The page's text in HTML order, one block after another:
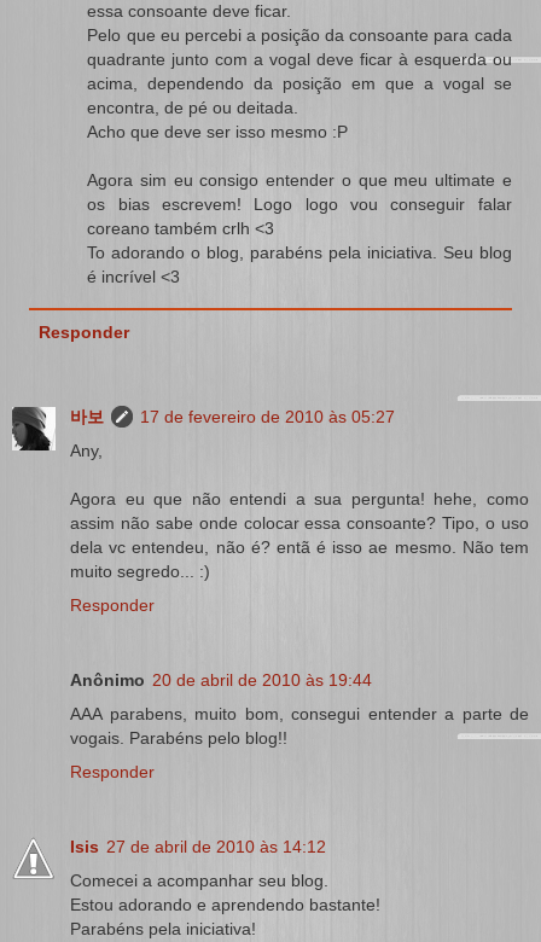
essa consoante deve ficar.
Pelo que eu percebi a posição da consoante para cada
quadrante junto com a vogal deve ficar à esquerda ou
acima, dependendo da posição em que a vogal se
encontra, de pé ou deitada.
Acho que deve ser isso mesmo :P
Agora sim eu consigo entender o que meu ultimate e
os bias escrevem! Logo logo vou conseguir falar
coreano também crlh <3
To adorando o blog, parabéns pela iniciativa. Seu blog
é incrível <3
Responder
바보
17 de fevereiro de 2010 às 05:27
Any,
Agora eu que não entendi a sua pergunta! hehe, como
assim não sabe onde colocar essa consoante? Tipo, o uso
dela vc entendeu, não é? entã é isso ae mesmo. Não tem
muito segredo... :)
Responder
Anônimo 20 de abril de 2010 às 19:44
AAA parabens, muito bom, consegui entender a parte de
vogais. Parabéns pelo blog!!
Responder
Isis 27 de abril de 2010 às 14:12
Comecei a acompanhar seu blog.
Estou adorando e aprendendo bastante!
Parabéns pela iniciativa!